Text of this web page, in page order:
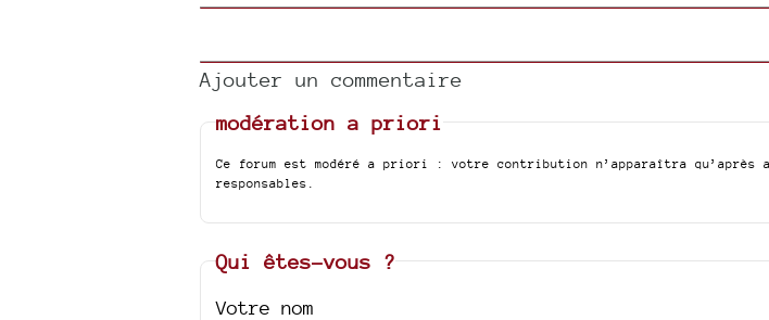
Ajouter un commentaire
modération a priori
Ce forum est modéré a priori : votre contribution n’apparaîtra
responsables.
Qui êtes-vous ?
Votre nom